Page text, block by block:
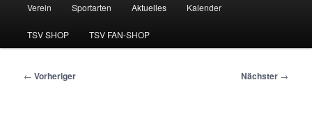
Verein Sportarten Aktuelles Kalender
TSV SHOP TSV FAN-SHOP
Beitragsnavigation
← Vorheriger Nächster →